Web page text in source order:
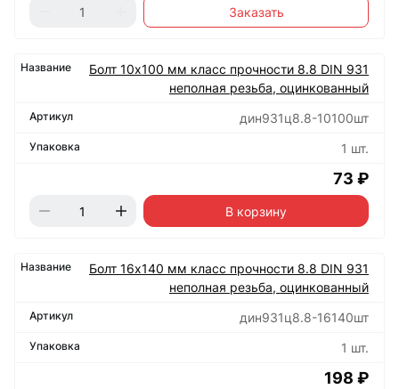
Заказать
Болт 10х100 мм класс прочности 8.8 DIN 931
неполная резьба, оцинкованный
дин931ц8.8-10100шт
1 шт.
73 ₽
В корзину
Болт 16х140 мм класс прочности 8.8 DIN 931
неполная резьба, оцинкованный
дин931ц8.8-16140шт
1 шт.
198 ₽